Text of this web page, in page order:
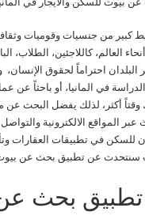
كبير من جنسيات وقوميات
العالم، كاللاجئين، الطلاب،
البلدان احتراماً لحقوق
في المانيا، أو باحثاً عن
أكثر، لذلك يفضل البحث
المواقع الالكترونية
للسكن في تطبيقات العقارات
سنتحدث عن تطبيق بحث عن بيوت
بحث عن